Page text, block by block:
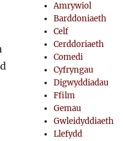
Amrywiol
Barddoniaeth
Celf
Cerddoriaeth
Comedi
Cyfryngau
Digwyddiadau
Ffilm
Gemau
Gwleidyddiaeth
Llefydd